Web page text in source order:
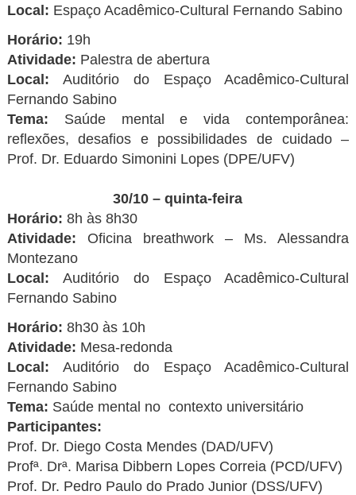
Local: Espaço Acadêmico-Cultural Fernando Sabino
Horário: 19h
Atividade: Palestra de abertura
Local:Auditório do Espaço Acadêmico-Cultural
Fernando Sabino
Tema: Saúde mental e vida contemporânea:
reflexões, desafios e possibilidades de cuidado –
Prof. Dr. Eduardo Simonini Lopes (DPE/UFV)
30/10 – quinta-feira
Horário: 8h às 8h30
Atividade: Oficina breathwork – Ms. Alessandra
Montezano
Local:Auditório do Espaço Acadêmico-Cultural
Fernando Sabino
Horário: 8h30 às 10h
Atividade: Mesa-redonda
Local:Auditório do Espaço Acadêmico-Cultural
Fernando Sabino
Tema: Saúde mental no contexto universitário
Participantes:
Prof. Dr. Diego Costa Mendes (DAD/UFV)
Profª. Drª. Marisa Dibbern Lopes Correia (PCD/UFV)
Prof. Dr. Pedro Paulo do Prado Junior (DSS/UFV)